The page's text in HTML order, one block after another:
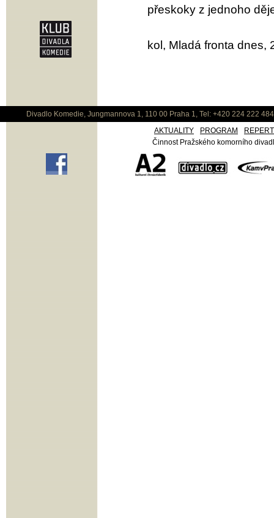
přeskoky z jednoho
kol, Mladá fronta dnes,
Divadlo Komedie, Jungmannova 1, 110 00 Praha 1, Tel: +420 224 222
AKTUALITY
PROGRAM
Činnost Pražského komorního